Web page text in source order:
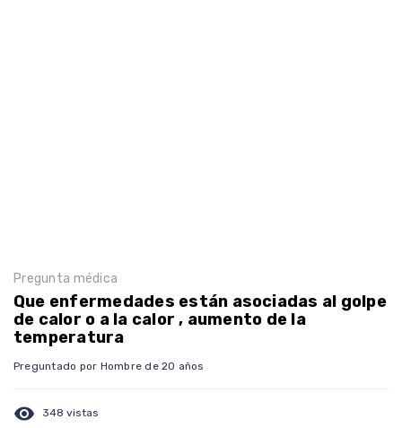
Pregunta médica
Que enfermedades están asociadas al golpe
de calor o a la calor , aumento de la
temperatura
Preguntado por Hombre de 20 años
visibility 348 vistas